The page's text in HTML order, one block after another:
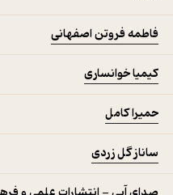
فاطمه فروتن اصفهانی
کیمیا خوانساری
حمیرا کامل
ساناز گل زردی